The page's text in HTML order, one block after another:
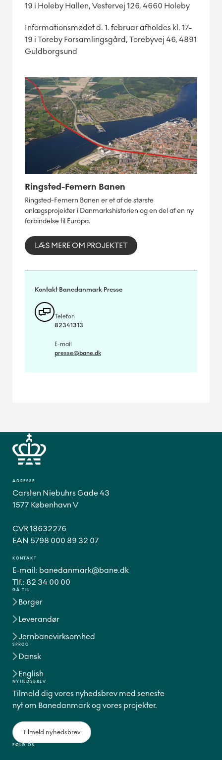
19 i Holeby Hallen, Vestervej 126, 4660 Holeby
Informationsmødet d. 1. februar afholdes kl. 17-
19 i Toreby Forsamlingsgård, Torebyvej 46, 4891
Guldborgsund
Ringsted-Femern Banen
Ringsted-Femern Banen er et af de største
anlægsprojekter i Danmarkshistorien og en del af en ny
forbindelse til Europa.
LÆS MERE OM PROJEKTET
Kontakt Banedanmark Presse
Telefon
82341313
E-mail
presse@bane.dk
GÅ TIL
Borger
Leverandør
Jernbanevirksomhed
SPROG
Dansk
English
FØLG OS
ADRESSE
Carsten Niebuhrs Gade 43
1577 København V
CVR 18632276
EAN 5798 000 89 32 07
KONTAKT
E-mail: banedanmark@bane.dk
Tlf.: 82 34 00 00
NYHEDSBREV
Tilmeld dig vores nyhedsbrev med seneste
nyt om Banedanmark og vores projekter.
Tilmeld nyhedsbrev